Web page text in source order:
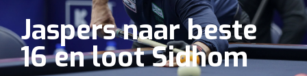
Jaspers naar beste
16 en loot Sidhom